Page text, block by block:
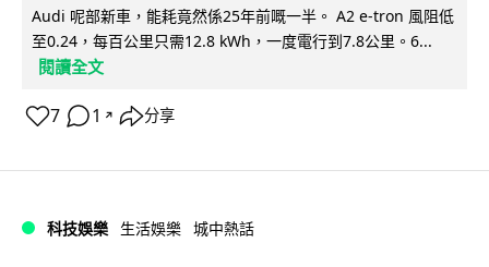
Audi 呢部新車，能耗竟然係25年前嘅一半。 A2 e-tron 風阻低
至0.24，每百公里只需12.8 kWh，一度電行到7.8公里。6...
閱讀全文
7 1 ↗ 分享
科技娛樂 生活娛樂 城中熱話